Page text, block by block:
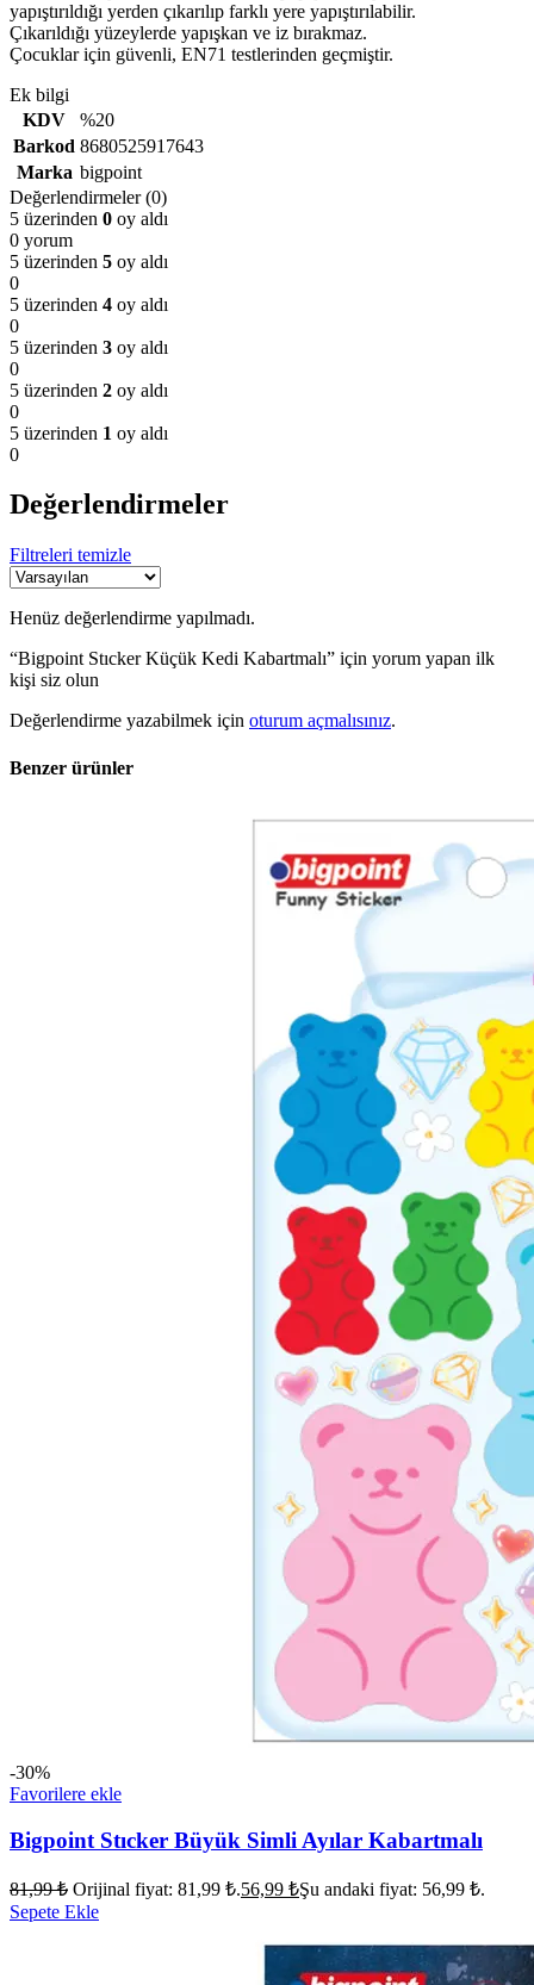
yapıştırıldığı yerden çıkarılıp farklı yere yapıştırılabilir.
Çıkarıldığı yüzeylerde yapışkan ve iz bırakmaz.
Çocuklar için güvenli, EN71 testlerinden geçmiştir.
Ek bilgi
KDV
%20
Barkod 8680525917643
Marka bigpoint
Değerlendirmeler (0)
5 üzerinden 0 oy aldı
0 yorum
5 üzerinden 5 oy aldı
0
5 üzerinden 4 oy aldı
0
5 üzerinden 3 oy aldı
0
5 üzerinden 2 oy aldı
0
5 üzerinden 1 oy aldı
0
Değerlendirmeler
Filtreleri temizle
Henüz değerlendirme yapılmadı.
“Bigpoint Stıcker Küçük Kedi Kabartmalı” için yorum yapan ilk
kişi siz olun
Değerlendirme yazabilmek için oturum açmalısınız.
Benzer ürünler
-30%
Favorilere ekle
Bigpoint Stıcker Büyük Simli Ayılar Kabartmalı
81,99₺ Orijinal fiyat: 81,99 ₺.56,99 ₺Şu andaki fiyat: 56,99 ₺.
Sepete Ekle